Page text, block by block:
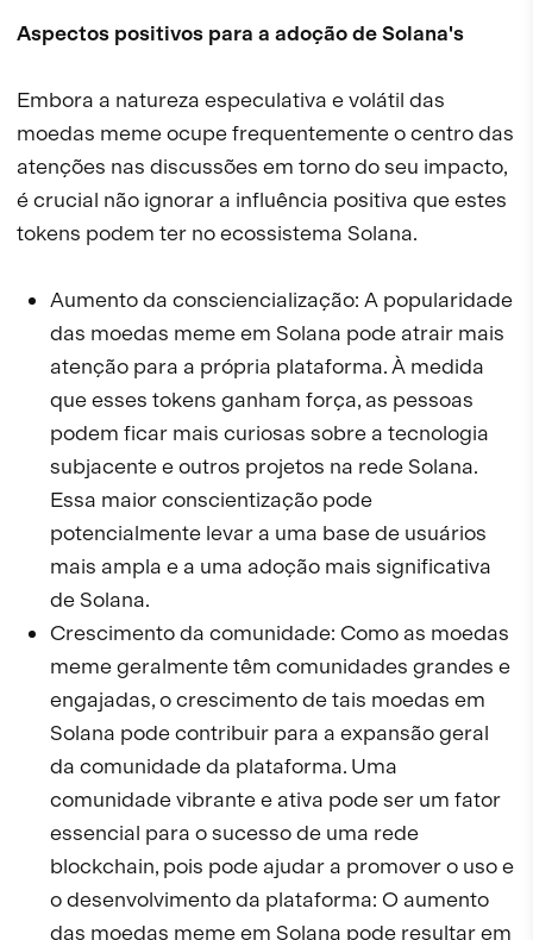
Aspectos positivos para a adoção de Solana's
Embora a natureza especulativa e volátil das
moedas meme ocupe frequentemente o centro das
atenções nas discussões em torno do seu impacto,
é crucial não ignorar a influência positiva que estes
tokens podem ter no ecossistema Solana.
Aumento da consciencialização: A popularidade
das moedas meme em Solana pode atrair mais
atenção para a própria plataforma. À medida
que esses tokens ganham força, as pessoas
podem ficar mais curiosas sobre a tecnologia
subjacente e outros projetos na rede Solana.
Essa maior conscientização pode
potencialmente levar a uma base de usuários
mais ampla e a uma adoção mais significativa
de Solana.
Crescimento da comunidade: Como as moedas
meme geralmente têm comunidades grandes e
engajadas, o crescimento de tais moedas em
Solana pode contribuir para a expansão geral
da comunidade da plataforma. Uma
comunidade vibrante e ativa pode ser um fator
essencial para o sucesso de uma rede
blockchain, pois pode ajudar a promover o uso e
o desenvolvimento da plataforma: O aumento
das moedas meme em Solana pode resultar em